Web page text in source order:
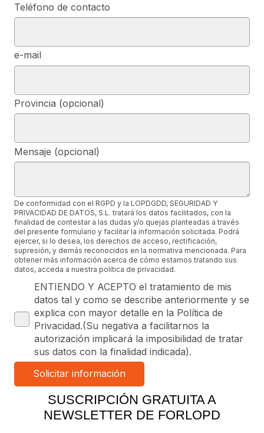
Teléfono de contacto
e-mail
Provincia (opcional)
Mensaje (opcional)
De conformidad con el RGPD y la LOPDGDD, SEGURIDAD Y
PRIVACIDAD DE DATOS, S.L. tratará los datos facilitados, con la
finalidad de contestar a las dudas y/o quejas planteadas a través
del presente formulario y facilitar la información solicitada. Podrá
ejercer, si lo desea, los derechos de acceso, rectificación,
supresión, y demás reconocidos en la normativa mencionada. Para
obtener más información acerca de cómo estamos tratando sus
datos, acceda a nuestra política de privacidad.
ENTIENDO Y ACEPTO el tratamiento de mis
datos tal y como se describe anteriormente y se
explica con mayor detalle en la Política de
Privacidad.(Su negativa a facilitarnos la
autorización implicará la imposibilidad de tratar
sus datos con la finalidad indicada).
SUSCRIPCIÓN GRATUITA A
NEWSLETTER DE FORLOPD